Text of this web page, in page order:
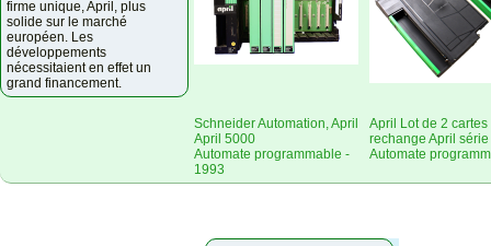
firme unique, April, plus
solide sur le marché
européen. Les
développements
nécessitaient en effet un
grand financement.
Schneider Automation, April
April 5000
Automate programmable -
1993
April Lot de 2 cartes
rechange April
Automate